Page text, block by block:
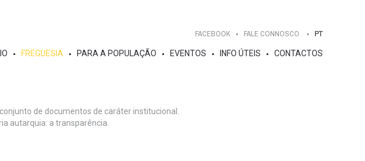
FACEBOOK FALE CONNOSCO PT
FREGUESIA PARA A POPULAÇÃO EVENTOS INFO ÚTEIS CONTACTOS
de documentos de caráter institucional.
autarquia: a transparência.